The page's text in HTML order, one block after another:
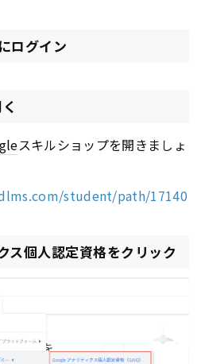
ログイン
スキルショップを開きましょ
student/path/17140
個人認定資格をクリック